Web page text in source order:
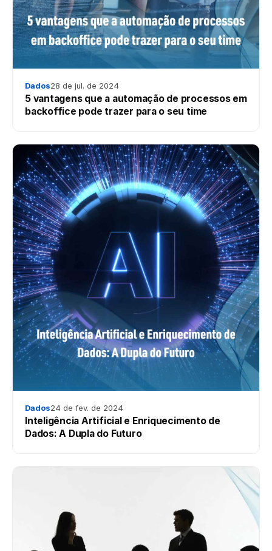
Dados28 de jul. de 2024
5 vantagens que a automação de processos em
backoffice pode trazer para o seu time
Dados24 de fev. de 2024
Inteligência Artificial e Enriquecimento de
Dados: A Dupla do Futuro